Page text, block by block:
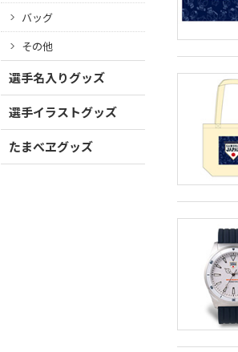
バッグ
その他
選手名入りグッズ
選手イラストグッズ
たまべヱグッズ